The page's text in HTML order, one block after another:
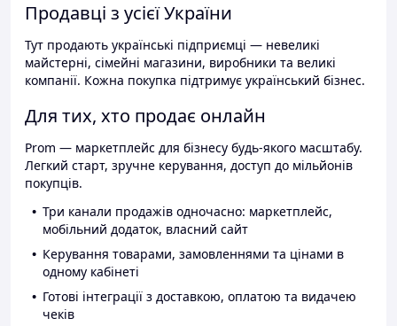
Продавці з усієї України
Тут продають українські підприємці — невеликі
майстерні, сімейні магазини, виробники та великі
компанії. Кожна покупка підтримує український бізнес.
Для тих, хто продає онлайн
Prom — маркетплейс для бізнесу будь-якого масштабу.
Легкий старт, зручне керування, доступ до мільйонів
покупців.
Три канали продажів одночасно: маркетплейс,
мобільний додаток, власний сайт
Керування товарами, замовленнями та цінами в
одному кабінеті
Готові інтеграції з доставкою, оплатою та видачею
чеків